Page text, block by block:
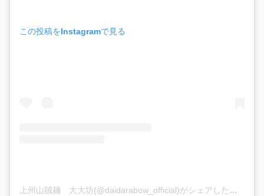
この投稿をInstagramで見る
上州山賊麺 大大坊(@daidarabow_official)がシェアした投稿